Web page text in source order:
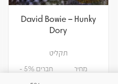
David Bowie – Hunky
Dory
תקליט
מחיר חברים 5% -